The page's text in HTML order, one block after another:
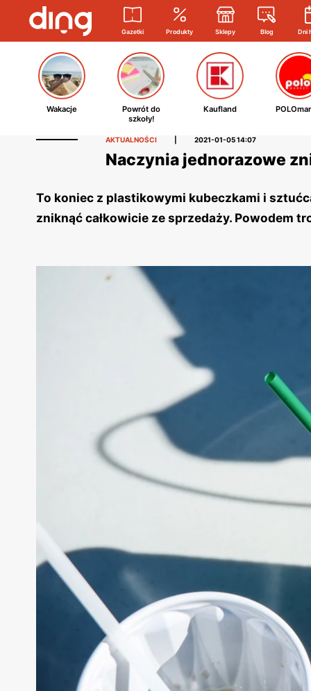
Gazetki Produkty Sklepy Blog Dni
Wakacje
Powrót do
szkoły!
Kaufland
AKTUALNOŚCI 2021-01-05 14:07
Naczynia jednorazowe
To koniec z plastikowymi kubeczkami i
zniknąć całkowicie ze sprzedaży. Powodem